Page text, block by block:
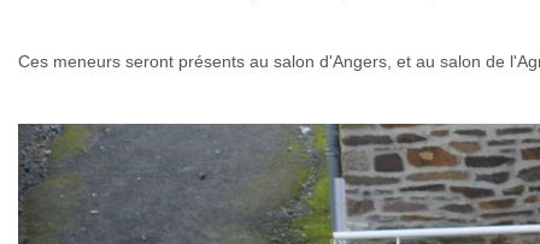
Ces meneurs seront présents au salon d'Angers, et au salon de